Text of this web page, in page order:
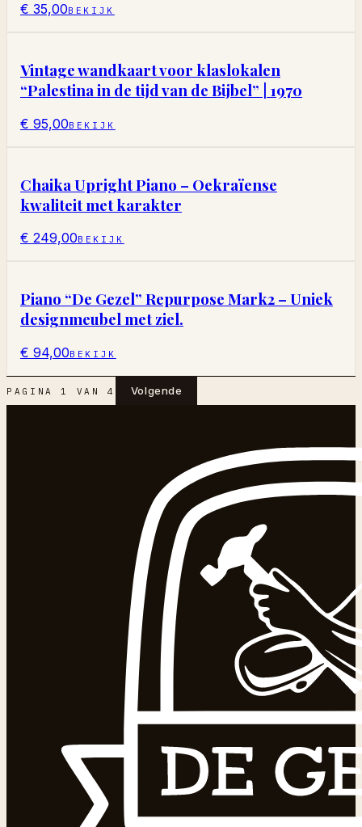
€ 35,00BEKIJK
Vintage wandkaart voor klaslokalen
“Palestina in de tijd van de Bijbel” | 1970
€ 95,00BEKIJK
Chaika Upright Piano – Oekraïense
kwaliteit met karakter
€ 249,00BEKIJK
Piano “De Gezel” Repurpose Mark2 – Uniek
designmeubel met ziel.
€ 94,00BEKIJK
PAGINA1 VAN4 Volgende